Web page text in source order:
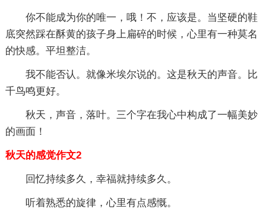
你不能成为你的唯一，哦！不，应该是。当坚硬的鞋
底突然踩在酥黄的孩子身上扁碎的时候，心里有一种莫名
的快感。平坦整洁。
我不能否认。就像米埃尔说的。这是秋天的声音。比
千鸟鸣更好。
秋天，声音，落叶。三个字在我心中构成了一幅美妙
的画面！
秋天的感觉作文2
回忆持续多久，幸福就持续多久。
听着熟悉的旋律，心里有点感慨。